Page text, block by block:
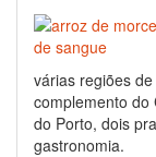
várias regiões
complemento do
do Porto, dois
gastronomia.